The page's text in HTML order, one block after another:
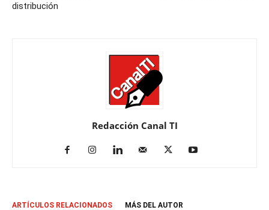
distribución
Redacción Canal TI
ARTÍCULOS RELACIONADOS MÁS DEL AUTOR